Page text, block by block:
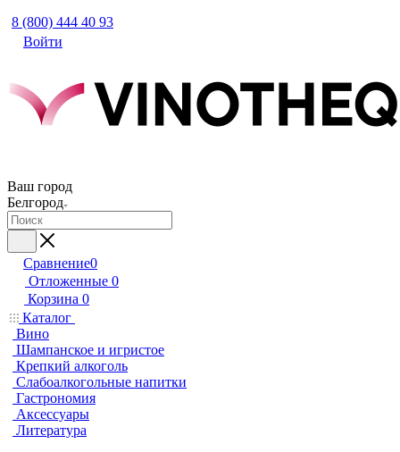
8 (800) 444 40 93
Войти
Ваш город
Белгород
Сравнение0
Отложенные 0
Корзина 0
Каталог
Вино
Шампанское и игристое
Крепкий алкоголь
Слабоалкогольные напитки
Гастрономия
Аксессуары
Литература